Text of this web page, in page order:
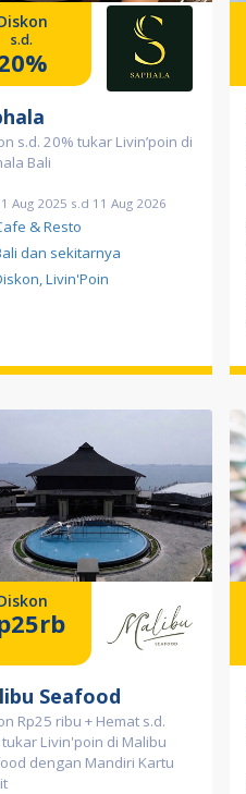
s.d.
s.d. 20% tukar Livin’poin di
Bali
Aug 2025 s.d 11 Aug 2026
& Resto
dan sekitarnya
Livin'Poin
Seafood
Rp25 ribu + Hemat s.d.
Livin'poin di Malibu
dengan Mandiri Kartu